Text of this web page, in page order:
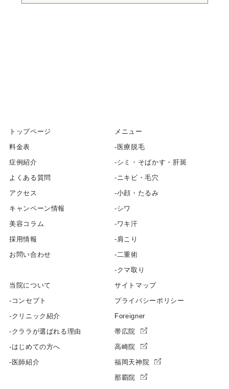
トップページ
料金表
症例紹介
よくある質問
アクセス
キャンペーン情報
美容コラム
採用情報
お問い合わせ
当院について
コンセプト
クリニック紹介
クララが選ばれる理由
はじめての方へ
医師紹介
メニュー
医療脱毛
シミ・そばかす・肝斑
ニキビ・毛穴
小顔・たるみ
シワ
ワキ汗
肩こり
二重術
クマ取り
サイトマップ
プライバシーポリシー
Foreigner
帯広院
高崎院
福岡天神院
那覇院